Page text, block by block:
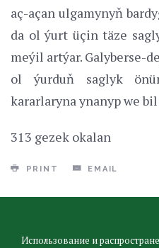
aç-açan ulgamynyň
da ol ýurt üçin täze
meýil artýar. Galyberse-
ol ýurduň saglyk
kararlaryna ynanyp we
313 gezek okalan
PRINT EMAIL
Использование и